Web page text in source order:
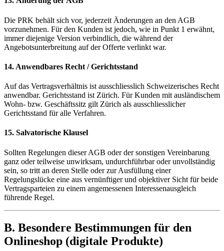
Die PRK behält sich vor, jederzeit Änderungen an den AGB
vorzunehmen. Für den Kunden ist jedoch, wie in Punkt 1 erwähnt,
immer diejenige Version verbindlich, die während der
Angebotsunterbreitung auf der Offerte verlinkt war.
14. Anwendbares Recht / Gerichtsstand
Auf das Vertragsverhältnis ist ausschliesslich Schweizerisches Recht
anwendbar. Gerichtsstand ist Zürich. Für Kunden mit ausländischem
Wohn- bzw. Geschäftssitz gilt Zürich als ausschliesslicher
Gerichtsstand für alle Verfahren.
15. Salvatorische Klausel
Sollten Regelungen dieser AGB oder der sonstigen Vereinbarung
ganz oder teilweise unwirksam, undurchführbar oder unvollständig
sein, so tritt an deren Stelle oder zur Ausfüllung einer
Regelungslücke eine aus vernünftiger und objektiver Sicht für beide
Vertragsparteien zu einem angemessenen Interessenausgleich
führende Regel.
B. Besondere Bestimmungen für den
Onlineshop (digitale Produkte)